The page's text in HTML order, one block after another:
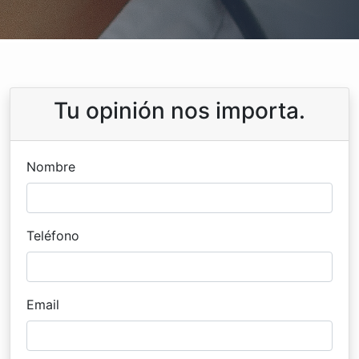
Tu opinión nos importa.
Nombre
Teléfono
Email